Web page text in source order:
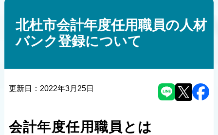
北杜市会計年度任用職員の人材
バンク登録について
更新日： 2022年3月25日
会計年度任用職員とは